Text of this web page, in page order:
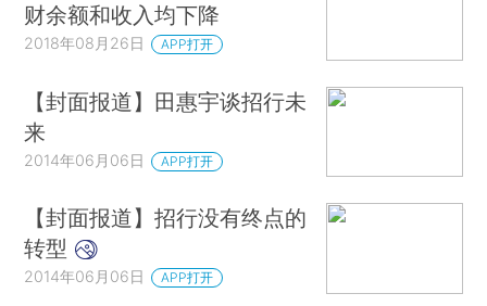
财余额和收入均下降
2018年08月26日 APP打开
【封面报道】田惠宇谈招行未
来
2014年06月06日 APP打开
【封面报道】招行没有终点的
转型
2014年06月06日 APP打开